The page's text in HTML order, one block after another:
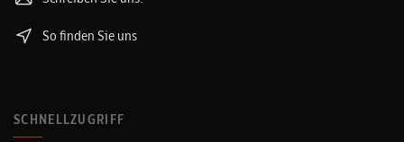
So finden Sie uns
SCHNELLZUGRIFF